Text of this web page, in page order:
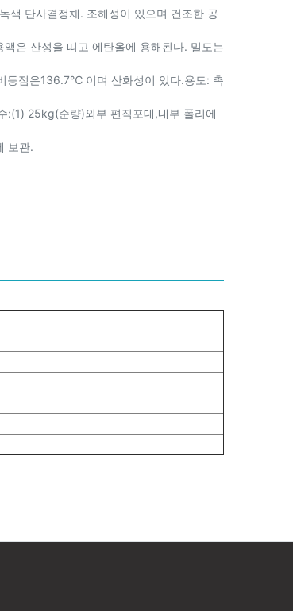
색 단사결정체. 조해성이 있으며 건조한 공
은 산성을 띠고 에탄올에 용해된다. 밀도는
점은136.7℃ 이며 산화성이 있다.용도: 촉
:(1) 25kg(순량)외부 편직포대,내부 폴리에
보관.